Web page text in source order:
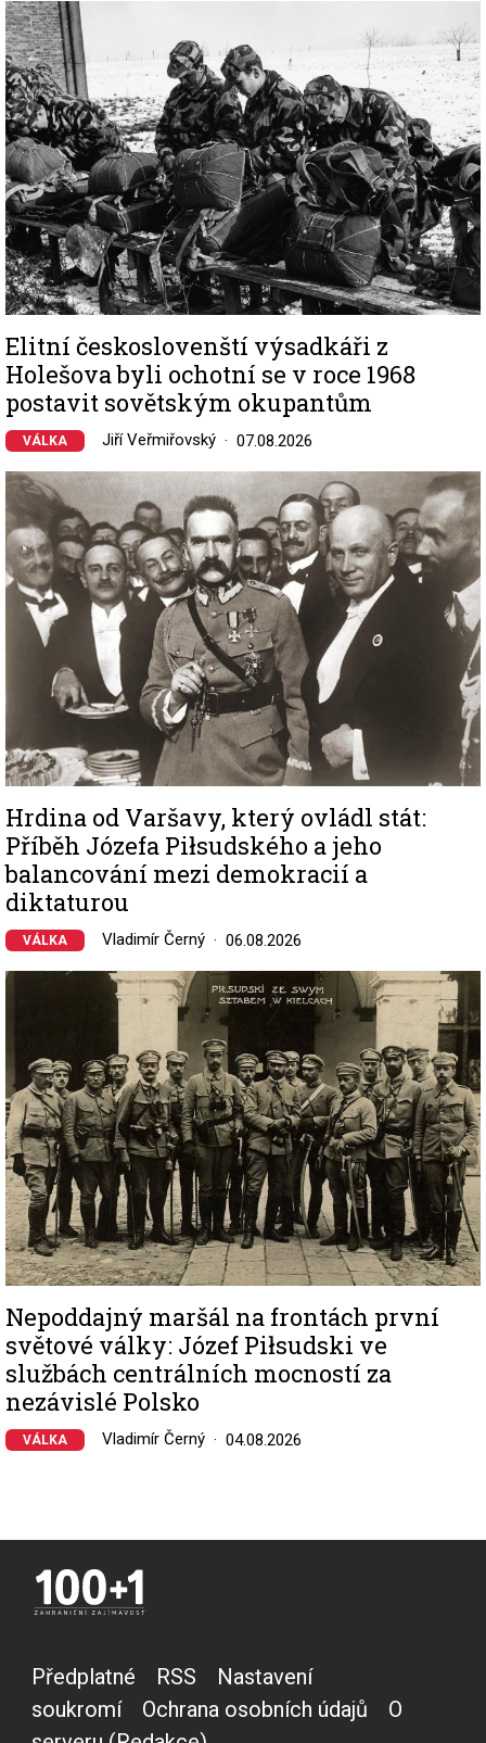
Image
Elitní českoslovenští výsadkáři z
Holešova byli ochotní se v roce 1968
postavit sovětským okupantům
VÁLKA Jiří Veřmiřovský 07.08.2026
Image
Hrdina od Varšavy, který ovládl stát:
Příběh Józefa Piłsudského a jeho
balancování mezi demokracií a
diktaturou
VÁLKA Vladimír Černý 06.08.2026
Image
Nepoddajný maršál na frontách první
světové války: Józef Piłsudski ve
službách centrálních mocností za
nezávislé Polsko
VÁLKA Vladimír Černý 04.08.2026
Předplatné RSS
Nastavení
soukromí
Ochrana osobních údajů
O